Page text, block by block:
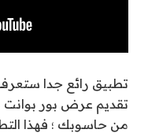
تطبيق رائع جدا ستعرف
تقديم عرض بور بوانت
من حاسوبك ؛ فهذا